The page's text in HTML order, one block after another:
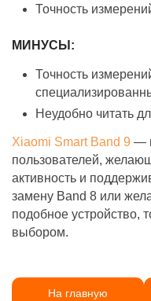
Точность
МИНУСЫ:
Точность
Неудобно читать
Xiaomi Smart Band 9 —
пользователей,
активность и
замену Band 8 или
подобное устройство,
выбором.
На главную